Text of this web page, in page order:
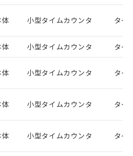
体 小型タイムカウンタ タイ
体 小型タイムカウンタ タイ
体 小型タイムカウンタ タイ
体 小型タイムカウンタ タイ
体 小型タイムカウンタ タイ
、お客様のお取引先、ま
さい)
産機種、また在庫状況の
御機器販売店や当社販売拠
ネットワーク
」をご確認
よび標準価格結果を当社の
なく第三者に漏洩または開
お願いします。
機能（部品リスト作成サー
にご登録されている必要が
の共同利用者が、当社の製